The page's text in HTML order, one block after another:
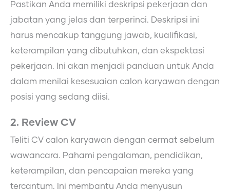
Pastikan Anda memiliki deskripsi pekerjaan dan
jabatan yang jelas dan terperinci. Deskripsi ini
harus mencakup tanggung jawab, kualifikasi,
keterampilan yang dibutuhkan, dan ekspektasi
pekerjaan. Ini akan menjadi panduan untuk Anda
dalam menilai kesesuaian calon karyawan dengan
posisi yang sedang diisi.
2. Review CV
Teliti CV calon karyawan dengan cermat sebelum
wawancara. Pahami pengalaman, pendidikan,
keterampilan, dan pencapaian mereka yang
tercantum. Ini membantu Anda menyusun